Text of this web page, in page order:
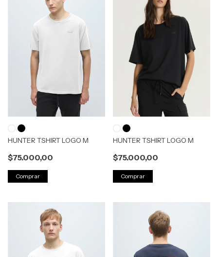
HUNTER TSHIRT LOGO M
$75.000,00
Comprar
HUNTER TSHIRT LOGO M
$75.000,00
Comprar